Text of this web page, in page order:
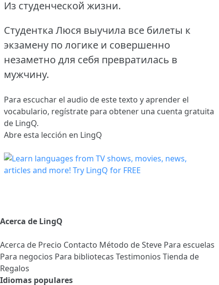
Из студенческой жизни.
Студентка Люся выучила все билеты к
экзамену по логике и совершенно
незаметно для себя превратилась в
мужчину.
Para escuchar el audio de este texto y aprender el
vocabulario, regístrate para obtener una cuenta gratuita
de LingQ.
Abre esta lección en LingQ
Acerca de LingQ
Acerca de Precio Contacto Método de Steve Para escuelas
Para negocios Para bibliotecas Testimonios Tienda de
Regalos
Idiomas populares